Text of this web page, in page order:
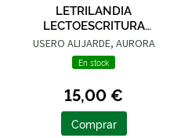
LETRILANDIA
LECTOESCRITURA
CUADERNO 3 DE
ESCRITURA (PAUTA
MONTESSORI)
USERO ALIJARDE, AURORA
En stock
15,00 €
Comprar